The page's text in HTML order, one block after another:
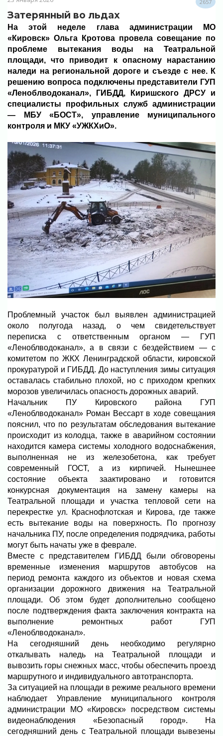
2657
Затерянный во льдах
На этой неделе глава администрации МО
«Кировск» Ольга Кротова провела совещание по
проблеме вытекания воды на Театральной
площади, что приводит к опасному нарастанию
наледи на региональной дороге и съезде с нее. К
решению вопроса подключены представители ГУП
«Леноблводоканал», ГИБДД, Киришского ДРСУ и
специалисты профильных служб администрации
— МБУ «БОСТ», управление муниципального
контроля и МКУ «УЖКХиО».
Проблемный участок был выявлен администрацией
около полугода назад, о чем свидетельствует
переписка с ответственным органом — ГУП
«Леноблводоканал», а в связи с бездействием — с
комитетом по ЖКХ Ленинградской области, кировской
прокуратурой и ГИБДД. До наступления зимы ситуация
оставалась стабильно плохой, но с приходом крепких
морозов увеличилась опасность дорожных аварий.
Начальник ПУ Кировского района ГУП
«Леноблводоканал» Роман Вессарт в ходе совещания
пояснил, что по результатам обследования вытекание
происходит из колодца, также в аварийном состоянии
находится камера системы холодного водоснабжения,
выполненная не из железобетона, как требует
современный ГОСТ, а из кирпичей. Нынешнее
состояние объекта заактировано и готовится
конкурсная документация на замену камеры на
Театральной площади и участка тепловой сети на
перекрестке ул. Краснофлотская и Кирова, где также
есть вытекание воды на поверхность. По прогнозу
начальника ПУ, после определения подрядчика, работы
могут быть начаты уже в феврале.
Вместе с представителем ГИБДД были обговорены
временные изменения маршрутов автобусов на
период ремонта каждого из объектов и новая схема
организации дорожного движения на Театральной
площади. Об этом будет дополнительно сообщено
после подтверждения факта заключения контракта на
выполнение ремонтных работ ГУП
«Леноблводоканал».
На сегодняшний день необходимо регулярно
откалывать наледь на Театральной площади и
вывозить горы снежных масс, чтобы обеспечить проезд
маршрутного и индивидуального автотранспорта.
За ситуацией на площади в режиме реального времени
наблюдает Управление муниципального контроля
администрации МО «Кировск» посредством системы
видеонаблюдения «Безопасный город». На
сегодняшний день с Театральной площади вывезены